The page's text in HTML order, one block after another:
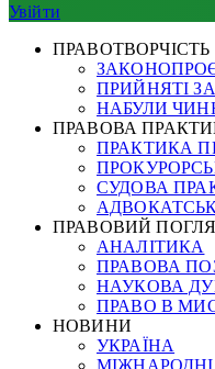
Увійти
ПРАВОТВОРЧІСТЬ
ПРИЙНЯТІ
НАБУЛИ
ПРАВОВА
ПРАКТИКА
СУДОВА
ПРАВОВИЙ
АНАЛІТИКА
ПРАВОВА
НАУКОВА
ПРАВО В
НОВИНИ
УКРАЇНА
МІЖНАРОДНІ